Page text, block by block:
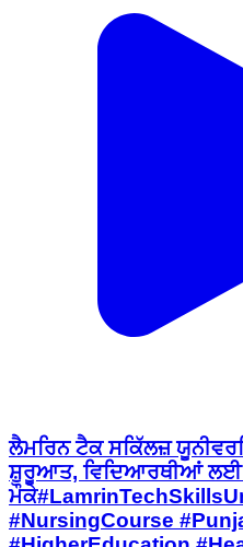
ਲੈਮਰਿਨ ਟੈਕ ਸਕਿੱਲਜ਼
ਸ਼ੁਰੂਆਤ, ਵਿਦਿਆਰਥੀਆਂ
#NursingCourse